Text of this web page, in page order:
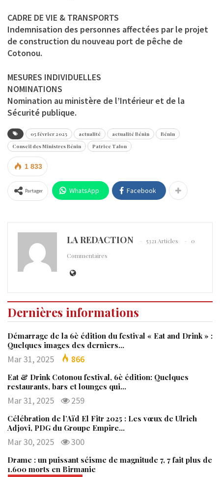
CADRE DE VIE & TRANSPORTS
Indemnisation des personnes affectées par le projet
de construction du nouveau port de pêche de
Cotonou.
MESURES INDIVIDUELLES
NOMINATIONS
Nomination au ministère de l’Intérieur et de la
Sécurité publique.
05 février 2025 actualité actualité Bénin
Bénin
Conseil des Ministres Bénin
Patrice Talon
1 833
Partager WhatsApp Facebook
LA REDACTION 5321 Articles
0
Commentaires
Dernières informations
Démarrage de la 6è édition du festival « Eat and Drink » :
Quelques images des derniers…
Mar 31, 2025 866
Eat & Drink Cotonou festival, 6è édition: Quelques
restaurants, bars et lounges qui…
Mar 31, 2025 259
Célébration de l’Aïd El Fitr 2025 : Les vœux de Ulrich
Adjovi, PDG du Groupe Empire…
Mar 30, 2025 300
Drame : un puissant séisme de magnitude 7, 7 fait plus de
1.600 morts en Birmanie